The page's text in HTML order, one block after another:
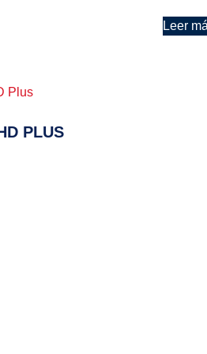
Leer
PLUS